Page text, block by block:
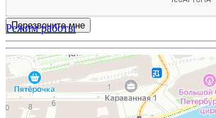
Режим работы